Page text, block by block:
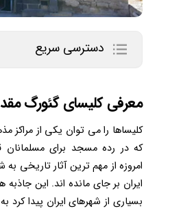
دسترسی سریع
معرفی کلیسای گئورگ
کلیساها را می توان یکی از مراکز
که در رده مسجد برای مسلمانان
امروزه از مهم ترین آثار تاریخی
ایران بر جای مانده اند. این
بسیاری از شهرهای ایران پیدا